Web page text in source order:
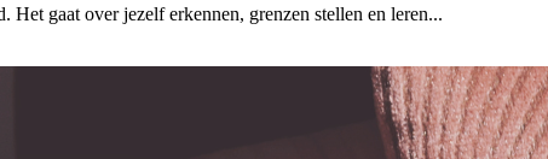
Het gaat over jezelf erkennen, grenzen stellen en leren...